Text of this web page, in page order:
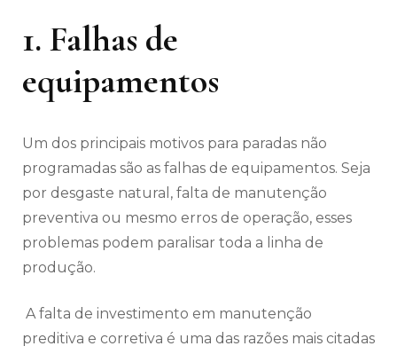
1. Falhas de
equipamentos
Um dos principais motivos para paradas não
programadas são as falhas de equipamentos. Seja
por desgaste natural, falta de manutenção
preventiva ou mesmo erros de operação, esses
problemas podem paralisar toda a linha de
produção.
A falta de investimento em manutenção
preditiva e corretiva é uma das razões mais citadas